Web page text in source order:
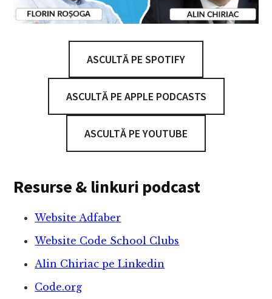
ASCULTĂ PE SPOTIFY
ASCULTĂ PE APPLE PODCASTS
ASCULTĂ PE YOUTUBE
Resurse & linkuri podcast
Website Adfaber
Website Code School Clubs
Alin Chiriac pe Linkedin
Code.org